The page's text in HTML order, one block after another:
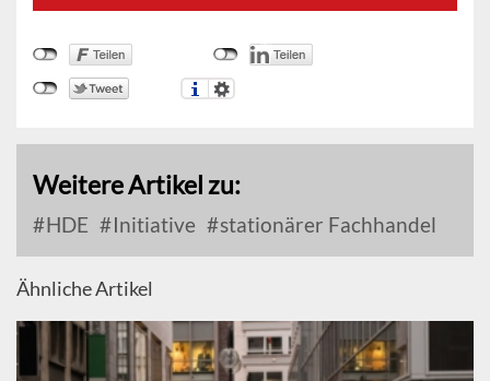
Weitere Artikel zu:
HDE Initiative stationärer Fachhandel
Ähnliche Artikel